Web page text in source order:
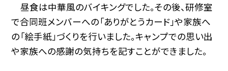
昼食は中華風のバイキングでした。その後、研修室
で合同班メンバーへの「ありがとうカード」や家族へ
の「絵手紙」づくりを行いました。キャンプでの思い出
や家族への感謝の気持ちを記すことができました。